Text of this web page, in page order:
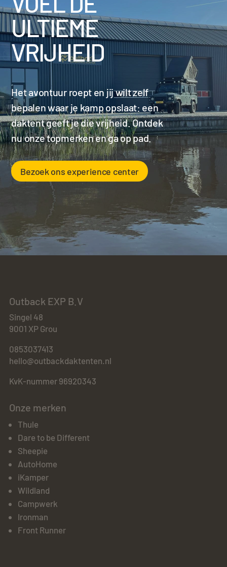
ULTIEME
VRIJHEID
Het avontuur roept en jij wilt zelf
bepalen waar je kamp opslaat: een
daktent geeft je die vrijheid. Ontdek
nu onze topmerken en ga op pad.
Bezoek ons experience center
Outback EXP B.V
Singel 48
9001 XP Grou
0853037413
hello@outbackdaktenten.nl
KvK-nummer 96920343
Onze merken
Thule
Dare to be Different
Sheepie
AutoHome
iKamper
Wildland
Campwerk
Ironman
Front Runner